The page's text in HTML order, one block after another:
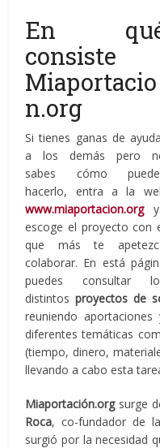
En
consiste
Miaportacio
n.org
Si tienes ganas de
a los demás pero
sabes cómo
hacerlo, entra a la
www.miaportacion.orgy
escoge el proyecto con
que más te
colaborar. En está
puedes consultar
distintosproyectos de
reuniendo
diferentes temáticas
(tiempo, dinero,
llevando a cabo esta
Miaportación.orgsurge
Roca, co-fundador de
surgió por la necesidad